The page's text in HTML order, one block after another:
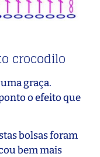
crocodilo
graça.
o efeito que
bolsas foram
bem mais